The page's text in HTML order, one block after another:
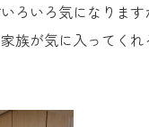
ろいろ気になります
族が気に入ってくれ